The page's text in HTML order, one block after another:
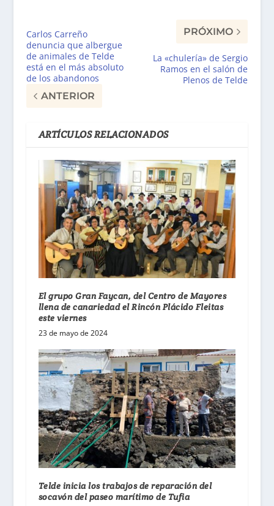
Carlos Carreño
denuncia que albergue
de animales de Telde
está en el más absoluto
de los abandonos
ANTERIOR
PRÓXIMO
La «chulería» de Sergio
Ramos en el salón de
Plenos de Telde
ARTÍCULOS RELACIONADOS
El grupo Gran Faycan, del Centro de Mayores
llena de canariedad el Rincón Plácido Fleitas
este viernes
23 de mayo de 2024
Telde inicia los trabajos de reparación del
socavón del paseo marítimo de Tufia